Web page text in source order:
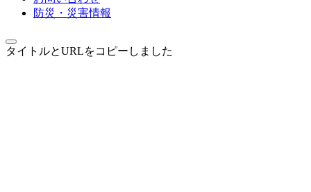
防災・災害情報
タイトルとURLをコピーしました